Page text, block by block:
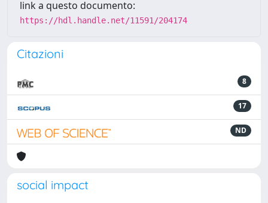
link a questo documento:
https://hdl.handle.net/11591/204174
Citazioni
8
17
ND
social impact